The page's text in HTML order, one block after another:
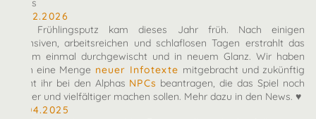
News
10.02.2026
Der Frühlingsputz kam dieses Jahr früh. Nach einigen
intensiven, arbeitsreichen und schlaflosen Tagen erstrahlt das
Forum einmal durchgewischt und in neuem Glanz. Wir haben
euch eine Menge neuer Infotexte mitgebracht und zukünftig
könnt ihr bei den Alphas NPCs beantragen, die das Spiel noch
bunter und vielfältiger machen sollen. Mehr dazu in den News. ♥
27.04.2025